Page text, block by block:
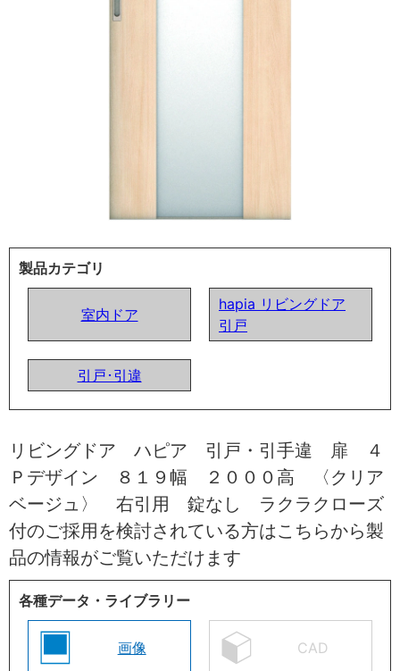
製品カテゴリ
室内ドア
hapia リビングドア
引戸
引戸･引違
リビングドア ハピア 引戸・引手違 扉 ４
Ｐデザイン ８１９幅 ２０００高 〈クリア
ベージュ〉 右引用 錠なし ラクラクローズ
付のご採用を検討されている方はこちらから製
品の情報がご覧いただけます
各種データ・ライブラリー
画像 CAD